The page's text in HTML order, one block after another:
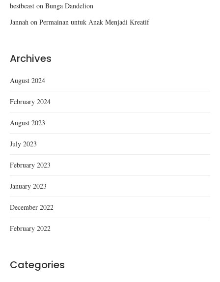
bestbeast on Bunga Dandelion
Jannah on Permainan untuk Anak Menjadi Kreatif
Archives
August 2024
February 2024
August 2023
July 2023
February 2023
January 2023
December 2022
February 2022
Categories